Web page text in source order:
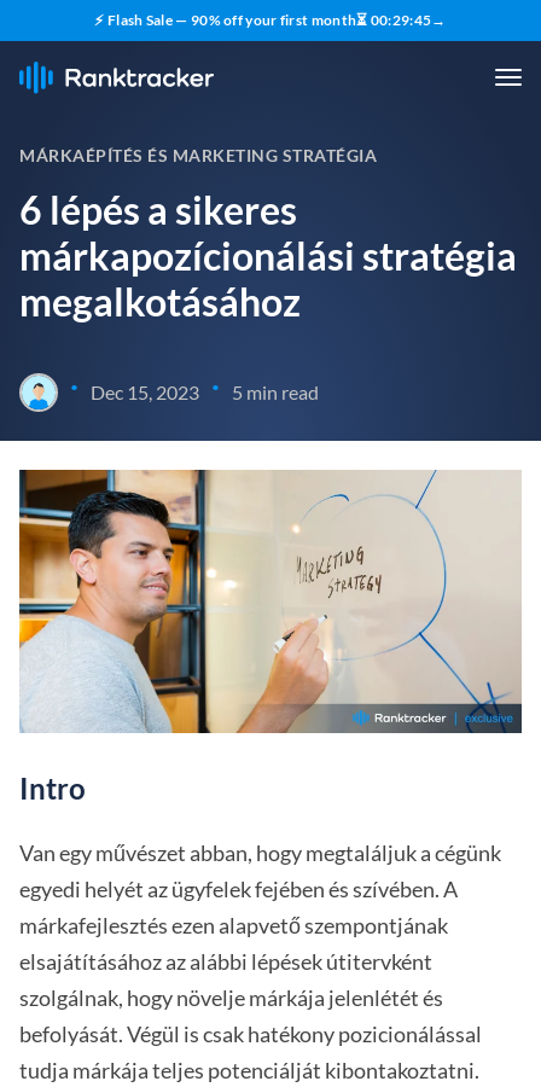
⚡ Flash Sale — 90% off your first month⏳ 00:29:43→
MÁRKAÉPÍTÉS ÉS MARKETING STRATÉGIA
6 lépés a sikeres
márkapozícionálási stratégia
megalkotásához
• Dec 15, 2023 • 5 min read
Intro
Van egy művészet abban, hogy megtaláljuk a cégünk
egyedi helyét az ügyfelek fejében és szívében. A
márkafejlesztés ezen alapvető szempontjának
elsajátításához az alábbi lépések útitervként
szolgálnak, hogy növelje márkája jelenlétét és
befolyását. Végül is csak hatékony pozicionálással
tudja márkája teljes potenciálját kibontakoztatni.